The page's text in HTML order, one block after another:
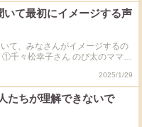
で良かったと思います。 スネ
先生、ドラミちゃんの声優陣は
タッフ陣と声優陣の長期の話し
の声優全員交代が決定し、翌年
代さん、のび太役の小原乃梨子
グでよこざわけい子さんもドラ
でドラミ役を降板。 ②千秋
2代目ドラミ役の声優に就任。
を演じて20年目 ちなみに、千
がドラミ役を降板した年齢と同
て最初にイメージする声
て、みなさんがイメージするの
当。 「ドラえもん」で共演して
頃に高齢を理由に降板を申し入
刷新が決定。 結果的に製作ス
年の春に正式にドラえもん
歳)で、ドラえもん役の大山のぶ
の野村道子さんと同じタイミン
2025/1/29
たちが理解できないで